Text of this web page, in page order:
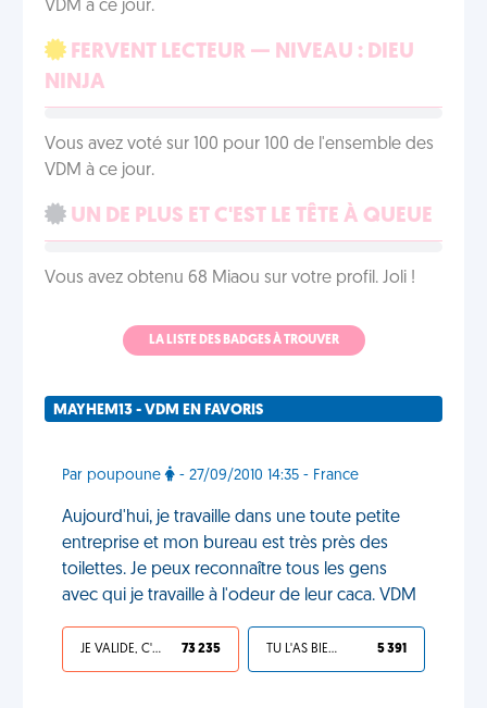
VDM à ce jour.
FERVENT LECTEUR — NIVEAU : DIEU
NINJA
Vous avez voté sur 100 pour 100 de l'ensemble des
VDM à ce jour.
UN DE PLUS ET C'EST LE TÊTE À QUEUE
Vous avez obtenu 68 Miaou sur votre profil. Joli !
LA LISTE DES BADGES À TROUVER
MAYHEM13 - VDM EN FAVORIS
Par poupoune - 27/09/2010 14:35 - France
Aujourd'hui, je travaille dans une toute petite
entreprise et mon bureau est très près des
toilettes. Je peux reconnaître tous les gens
avec qui je travaille à l'odeur de leur caca. VDM
JE VALIDE, C'EST UNE VDM 73 235 TU L'AS BIEN MÉRITÉ 5 391